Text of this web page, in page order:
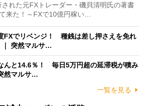
れた元FXトレーダー・磯貝清明氏の著書
来た！～FXで10億円稼い…
FXでリベンジ！ 種銭は差し押さえを免れ
｜ 突然マルサ…
んと14.6％！ 毎日5万円超の延滞税が積み
然マルサ…
一覧を見る